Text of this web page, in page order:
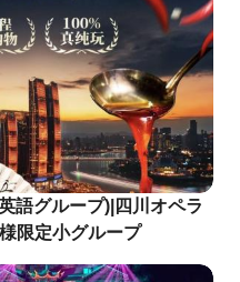
語グループ)|四川オペラ
限定小グループ